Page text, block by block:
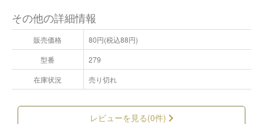
その他の詳細情報
販売価格
80円(税込88円)
型番
279
在庫状況
売り切れ
レビューを見る(0件)